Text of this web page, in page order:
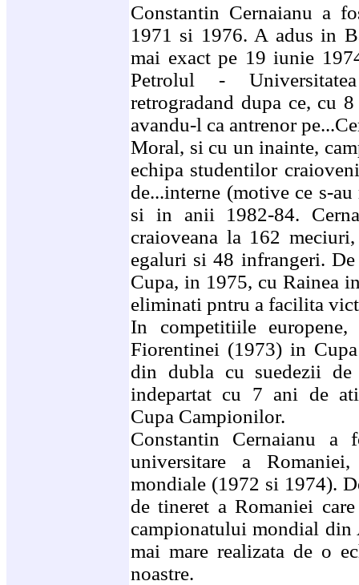
Constantin Cernaianu a
1971 si 1976. A adus in
mai exact pe 19 iunie
Petrolul -
retrogradand dupa ce, cu
avandu-l ca antrenor
Moral, si cu un inainte,
echipa studentilor
de...interne (motive ce s-
si in anii 1982-84.
craioveana la 162
egaluri si 48 infrangeri.
Cupa, in 1975, cu Rainea
eliminati pntru a facilita
In competitiile europene,
Fiorentinei (1973) in
din dubla cu suedezii de
indepartat cu 7 ani de
Cupa Campionilor.
Constantin Cernaianu a
universitare a
mondiale (1972 si 1974).
de tineret a Romaniei
campionatului mondial din
mai mare realizata de o
noastre.